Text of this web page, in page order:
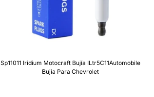
Sp11011 Iridium Motocraft Bujía ILtr5C11Automobile
Bujía Para Chevrolet